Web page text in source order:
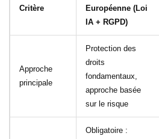
Critère
Européenne (Loi
IA + RGPD)
Approche
principale
Protection des
droits
fondamentaux,
approche basée
sur le risque
Obligatoire :